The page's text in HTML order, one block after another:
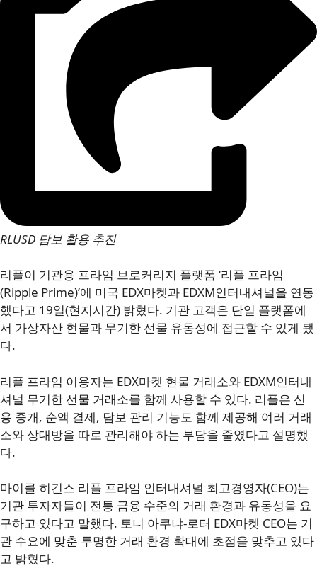
RLUSD 담보 활용 추진
리플이 기관용 프라임 브로커리지 플랫폼 ‘리플 프라임
(Ripple Prime)’에 미국 EDX마켓과 EDXM인터내셔널을 연동
했다고 19일(현지시간) 밝혔다. 기관 고객은 단일 플랫폼에
서 가상자산 현물과 무기한 선물 유동성에 접근할 수 있게 됐
다.
리플 프라임 이용자는 EDX마켓 현물 거래소와 EDXM인터내
셔널 무기한 선물 거래소를 함께 사용할 수 있다. 리플은 신
용 중개, 순액 결제, 담보 관리 기능도 함께 제공해 여러 거래
소와 상대방을 따로 관리해야 하는 부담을 줄였다고 설명했
다.
마이클 히긴스 리플 프라임 인터내셔널 최고경영자(CEO)는
기관 투자자들이 전통 금융 수준의 거래 환경과 유동성을 요
구하고 있다고 말했다. 토니 아쿠냐-로터 EDX마켓 CEO는 기
관 수요에 맞춘 투명한 거래 환경 확대에 초점을 맞추고 있다
고 밝혔다.